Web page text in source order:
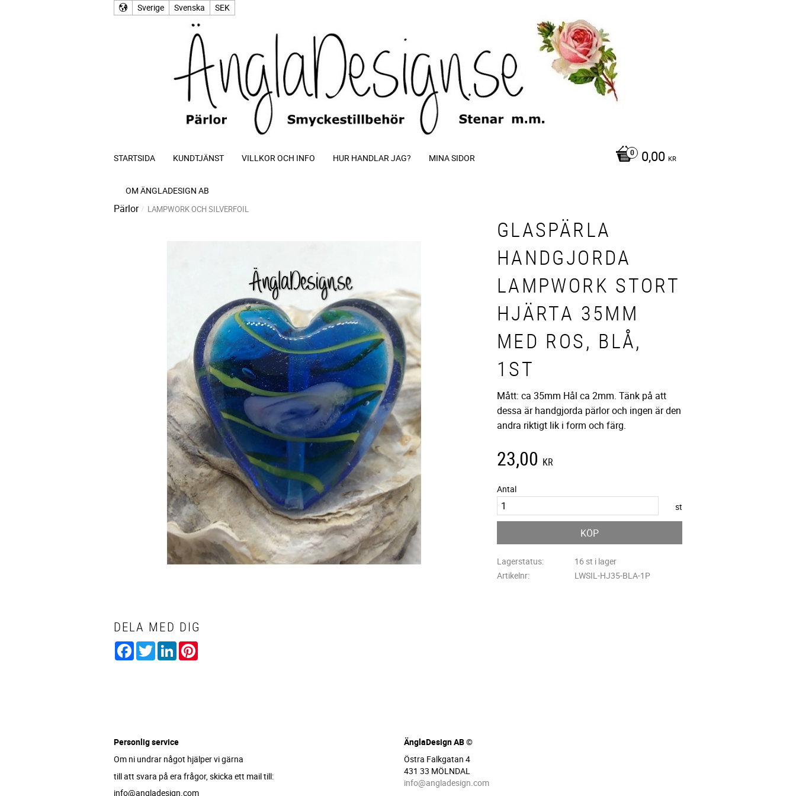
Sverige Svenska SEK
0,00 KR
STARTSIDA KUNDTJÄNST VILLKOR OCH INFO HUR HANDLAR JAG? MINA SIDOR
OM ÄNGLADESIGN AB
Pärlor LAMPWORK OCH SILVERFOIL
GLASPÄRLA
HANDGJORDA
LAMPWORK STORT
HJÄRTA 35MM
MED ROS, BLÅ,
1ST
Mått: ca 35mm Hål ca 2mm. Tänk på att
dessa är handgjorda pärlor och ingen är den
andra riktigt lik i form och färg.
23,00 KR
Antal
st
KÖP
Lagerstatus
16 st i lager
Artikelnr
LWSIL-HJ35-BLA-1P
DELA MED DIG
Facebook
TwitterLinkedIn
Personlig service
Om ni undrar något hjälper vi gärna
till att svara på era frågor, skicka ett mail till:
info@angladesign.com
ÄnglaDesign AB ©
Östra Falkgatan 4
431 33 MÖLNDAL
info@angladesign.com